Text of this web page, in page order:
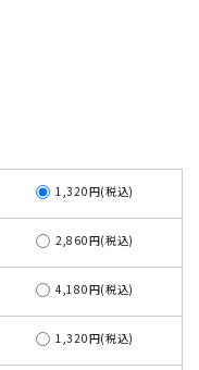
1,320円(税込)
2,860円(税込)
4,180円(税込)
1,320円(税込)